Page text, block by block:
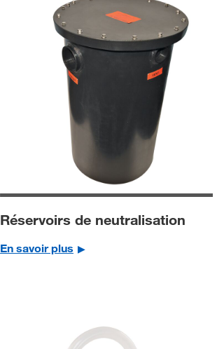
Réservoirs de neutralisation
En savoir plus